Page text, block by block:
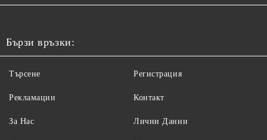
Бързи връзки:
Търсене
Рекламации
За Нас
Регистрация
Контакт
Лични Данни